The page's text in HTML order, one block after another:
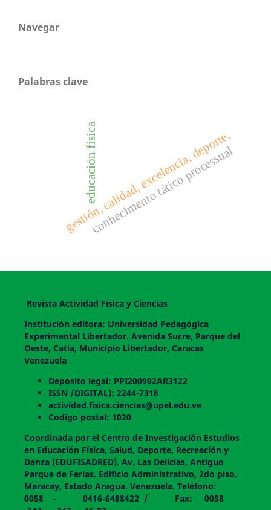
Navegar
Palabras clave
educación física
gestión, calidad, excelencia, deporte.
conhecimento tático processual
Revista Actividad Física y Ciencias
Institución editora: Universidad Pedagógica
Experimental Libertador. Avenida Sucre, Parque del
Oeste, Catia, Municipio Libertador, Caracas
Venezuela
Depósito legal: PPI200902AR3122
ISSN /DIGITAL): 2244-7318
actividad.fisica.ciencias@upel.edu.ve
Codigo postal: 1020
Coordinada por el Centro de Investigación Estudios
en Educación Física, Salud, Deporte, Recreación y
Danza (EDUFISADRED). Av. Las Delicias, Antiguo
Parque de Ferias. Edificio Administrativo, 2do piso.
Maracay, Estado Aragua. Venezuela. Teléfono:
0058 - 0416-6488422 / Fax: 0058